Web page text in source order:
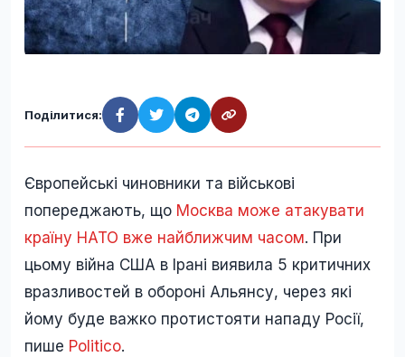
Поділитися:
Європейські чиновники та військові
попереджають, що Москва може атакувати
країну НАТО вже найближчим часом. При
цьому війна США в Ірані виявила 5 критичних
вразливостей в обороні Альянсу, через які
йому буде важко протистояти нападу Росії,
пише Politico.